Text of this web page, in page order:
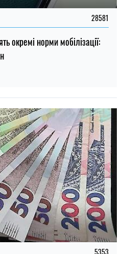
28581
окремі норми мобілізації:
5353